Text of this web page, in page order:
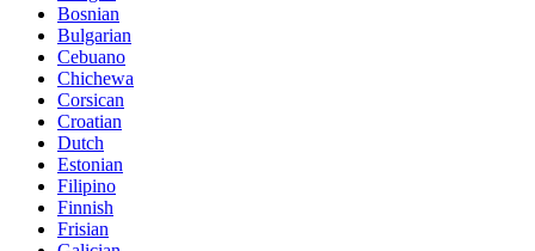
Bosnian
Bulgarian
Cebuano
Chichewa
Corsican
Croatian
Dutch
Estonian
Filipino
Finnish
Frisian